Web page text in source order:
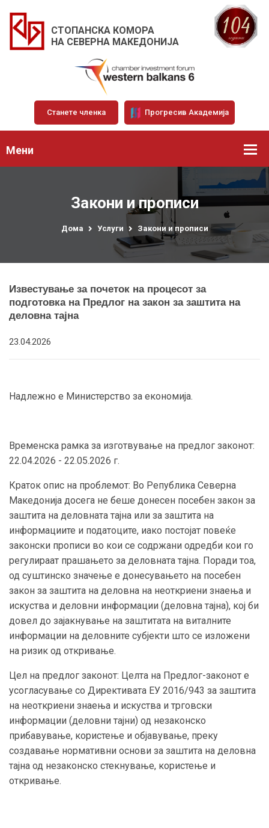
СТОПАНСКА КОМОРА
НА СЕВЕРНА МАКЕДОНИЈА
Станете членка Прогресив Академија
Мени
Закони и прописи
Дома Услуги Закони и прописи
Известување за почеток на процесот за
подготовка на Предлог на закон за заштита на
деловна тајна
23.04.2026
Надлежно е Министерство за економија.
Временска рамка за изготвување на предлог законот:
22.04.2026 - 22.05.2026 г.
Краток опис на проблемот: Во Република Северна
Македонија досега не беше донесен посебен закон за
заштита на деловната тајна или за заштита на
информациите и податоците, иако постојат повеќе
законски прописи во кои се содржани одредби кои го
регулираат прашањето за деловната тајна. Поради тоа,
од суштинско значење е донесувањето на посебен
закон за заштита на деловна на неоткриени знаења и
искуства и деловни информации (деловна тајна), кој би
довел до зајакнување на заштитата на виталните
информации на деловните субјекти што се изложени
на ризик од откривање.
Цел на предлог законот: Целта на Предлог-законот е
усогласување со Директивата ЕУ 2016/943 за заштита
на неоткриени знаења и искуства и трговски
информации (деловни тајни) од незаконско
прибавување, користење и објавување, преку
создавање нормативни основи за заштита на деловна
тајна од незаконско стекнување, користење и
откривање.